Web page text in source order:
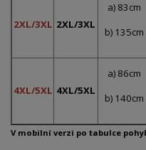
2XL/3XL 2XL/3XL
a) 83cm
b) 135cm
4XL/5XL 4XL/5XL
a) 86cm
b) 140cm
V mobilní verzi po tabulce